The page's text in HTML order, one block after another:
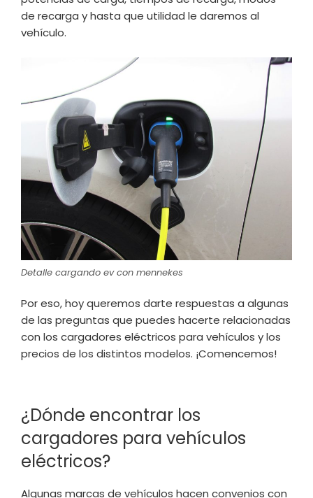
de recarga y hasta que utilidad le daremos al
vehículo.
Detalle cargando ev con mennekes
Por eso, hoy queremos darte respuestas a algunas
de las preguntas que puedes hacerte relacionadas
con los cargadores eléctricos para vehículos y los
precios de los distintos modelos. ¡Comencemos!
¿Dónde encontrar los
cargadores para vehículos
eléctricos?
Algunas marcas de vehículos hacen convenios con